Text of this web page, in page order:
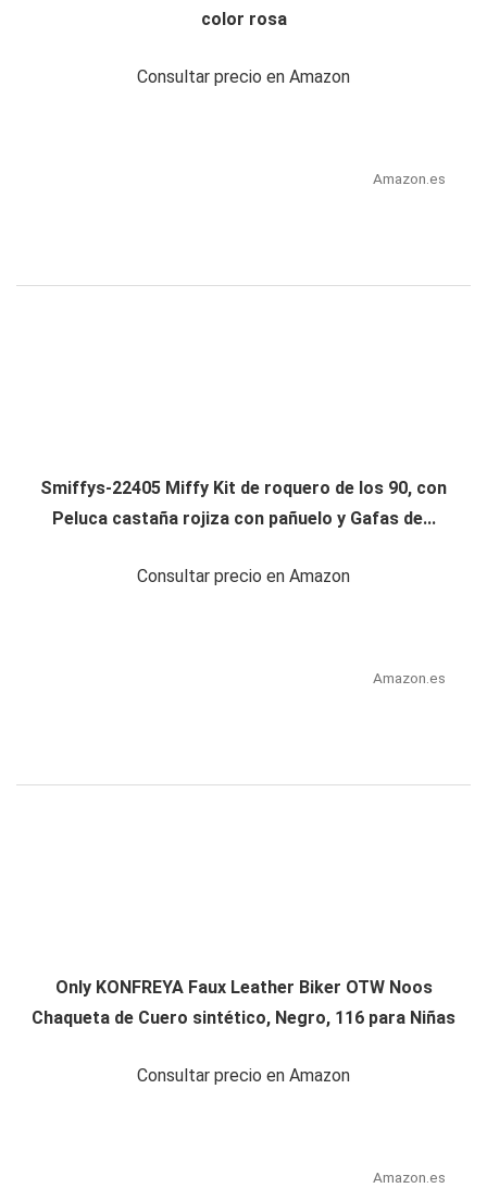
color rosa
Consultar precio en Amazon
Amazon.es
Smiffys-22405 Miffy Kit de roquero de los 90, con
Peluca castaña rojiza con pañuelo y Gafas de...
Consultar precio en Amazon
Amazon.es
Only KONFREYA Faux Leather Biker OTW Noos
Chaqueta de Cuero sintético, Negro, 116 para Niñas
Consultar precio en Amazon
Amazon.es